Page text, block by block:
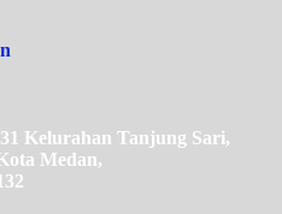
Kelurahan Tanjung Sari,
Medan,